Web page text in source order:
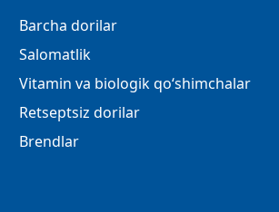
Barcha dorilar
Salomatlik
Vitamin va biologik qo‘shimchalar
Retseptsiz dorilar
Brendlar